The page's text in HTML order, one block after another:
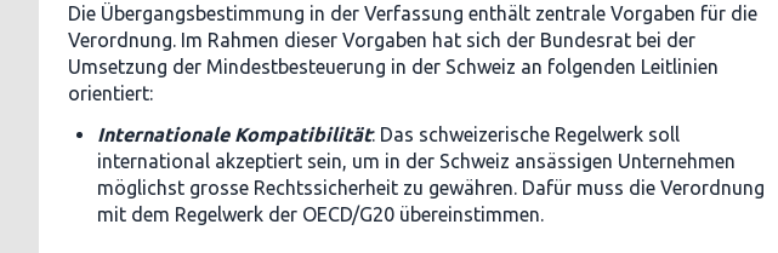
Die Übergangsbestimmung in der Verfassung enthält zentrale Vorgaben für die
Verordnung. Im Rahmen dieser Vorgaben hat sich der Bundesrat bei der
Umsetzung der Mindestbesteuerung in der Schweiz an folgenden Leitlinien
orientiert:
Internationale Kompatibilität: Das schweizerische Regelwerk soll
international akzeptiert sein, um in der Schweiz ansässigen Unternehmen
möglichst grosse Rechtssicherheit zu gewähren. Dafür muss die Verordnung
mit dem Regelwerk der OECD/G20 übereinstimmen.